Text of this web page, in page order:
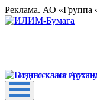
Реклама. АО